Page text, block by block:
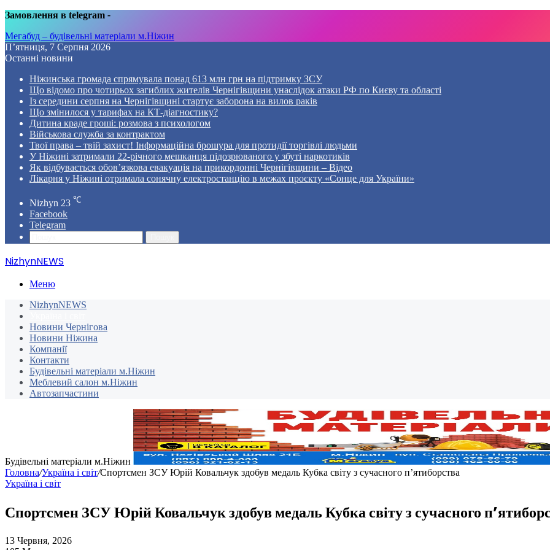
Замовлення в telegram -
Мегабуд – будівельні матеріали м.Ніжин
П’ятниця, 7 Серпня 2026
Останні новини
Ніжинська громада спрямувала понад 613 млн грн на підтримку ЗСУ
Що відомо про чотирьох загиблих жителів Чернігівщини унаслідок атаки РФ по Києву та області
Із середини серпня на Чернігівщині стартує заборона на вилов раків
Що змінилося у тарифах на КТ-діагностику?
Дитина краде гроші: розмова з психологом
Військова служба за контрактом
Твої права – твій захист! Інформаційна брошура для протидії торгівлі людьми
У Ніжині затримали 22-річного мешканця підозрюваного у збуті наркотиків
Як відбувається обов’язкова евакуація на прикордонні Чернігівщини – Відео
Лікарня у Ніжині отримала сонячну електростанцію в межах проєкту «Сонце для України»
Nizhyn 23 ℃
Facebook
Telegram
NizhynNEWS
Меню
NizhynNEWS
Новини Чернігова
Новини Ніжина
Компанії
Контакти
Будівельні матеріали м.Ніжин
Меблевий салон м.Ніжин
Автозапчастини
Будівельні матеріали м.Ніжин
Головна/Україна і світ/Спортсмен ЗСУ Юрій Ковальчук здобув медаль Кубка світу з сучасного п’ятиборства
Україна і світ
Спортсмен ЗСУ Юрій Ковальчук здобув медаль Кубка світу з сучасного
13 Червня, 2026